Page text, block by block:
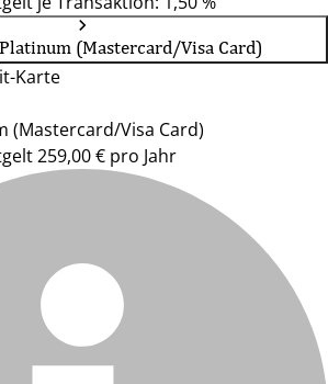
(Mastercard/Visa Card)
Karte
(Mastercard/Visa Card)
259,00 € pro Jahr